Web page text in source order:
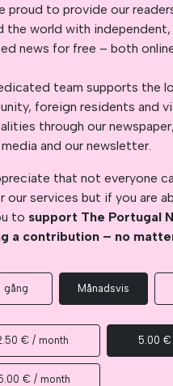
proud to provide our
the world with independent,
news for free – both
team supports the
foreign residents and
through our
and our newsletter.
that not everyone
our services but if you are
to support The Portugal
a contribution – no
gång Månadsvis
€ / month 5.00 €
€ / month